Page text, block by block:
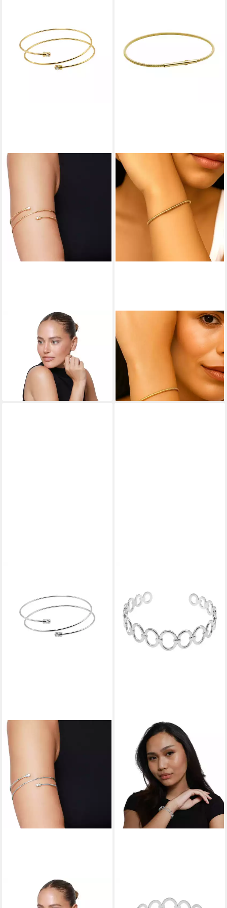
HEIDEMAN
Armband Zoa goldfarben
(Armband, inkl.
Geschenkverpackung), Upper
arm cuff Damen
36,90 €
lieferbar - in 2-3 Werktagen bei dir
Armband Linea 1 goldfarben
(Armband, inkl.
Geschenkverpackung),
schlichtes Armband Damen
39,90 €
lieferbar - in 2-3 Werktagen bei dir
Armband Zoa silberfarben
Armband Corin silberfarben